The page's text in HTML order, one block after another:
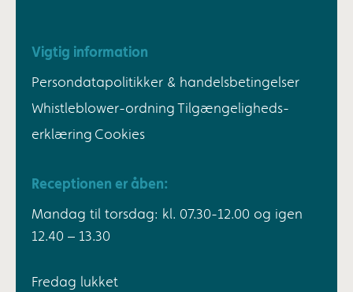
Vigtig information
Persondatapolitikker & handelsbetingelser
Whistleblower-ordning Tilgængeligheds-
erklæring Cookies
Receptionen er åben:
Mandag til torsdag: kl. 07.30-12.00 og igen
12.40 – 13.30
Fredag lukket